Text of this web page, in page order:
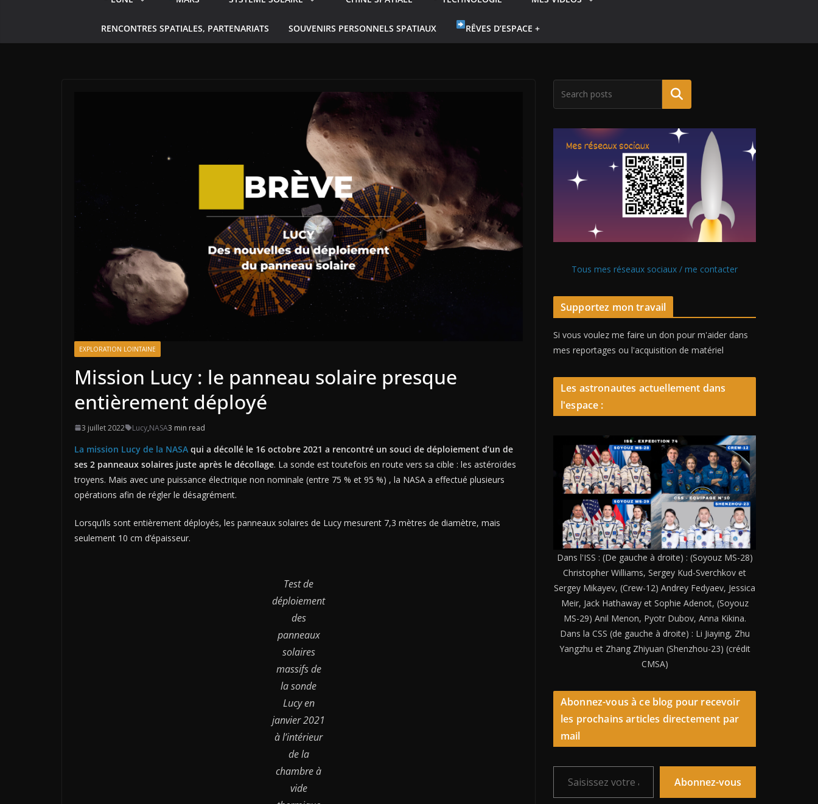
RENCONTRES SPATIALES, PARTENARIATS SOUVENIRS PERSONNELS SPATIAUX RÊVES D’ESPACE +
EXPLORATION LOINTAINE
Mission Lucy : le panneau solaire presque
entièrement déployé
3 juillet 2022 Lucy,NASA3 min read
La mission Lucy de la NASA qui a décollé le 16 octobre 2021 a rencontré un souci de déploiement d’un de
ses 2 panneaux solaires juste après le décollage. La sonde est toutefois en route vers sa cible : les astéroïdes
troyens. Mais avec une puissance électrique non nominale (entre 75 % et 95 %) , la NASA a effectué plusieurs
opérations afin de régler le désagrément.
Lorsqu’ils sont entièrement déployés, les panneaux solaires de Lucy mesurent 7,3 mètres de diamètre, mais
seulement 10 cm d’épaisseur.
Test de
déploiement
des
panneaux
solaires
massifs de
la sonde
Lucy en
janvier 2021
à l’intérieur
de la
chambre à
vide
Tous mes réseaux sociaux / me contacter
Supportez mon travail
Si vous voulez me faire un don pour m'aider dans
mes reportages ou l'acquisition de matériel
Les astronautes actuellement dans
l'espace :
Dans l'ISS : (De gauche à droite) : (Soyouz MS-28)
Christopher Williams, Sergey Kud-Sverchkov et
Sergey Mikayev, (Crew-12) Andrey Fedyaev, Jessica
Meir, Jack Hathaway et Sophie Adenot, (Soyouz
MS-29) Anil Menon, Pyotr Dubov, Anna Kikina.
Dans la CSS (de gauche à droite) : Li Jiaying, Zhu
Yangzhu et Zhang Zhiyuan (Shenzhou-23) (crédit
CMSA)
Abonnez-vous à ce blog pour recevoir
les prochains articles directement par
mail
Saisissez votre adresse e-mail…
Abonnez-vous